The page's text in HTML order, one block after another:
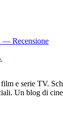
— Recensione
e serie TV.
Un blog di